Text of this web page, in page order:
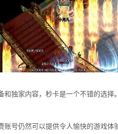
和独家内容，秒卡是一个不错的选择
账号仍然可以提供令人愉快的游戏体